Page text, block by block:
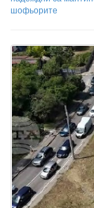
шофьорите